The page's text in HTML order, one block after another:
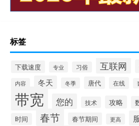
标签
下载速度 专业 习俗 互联网
内容 冬天 冬季 唐代 在线
带宽 您的 技术 攻略
时间 春节 春节期间 更高